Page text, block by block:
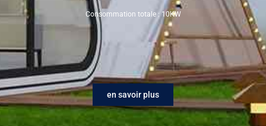
Consommation totale : 10KW
en savoir plus